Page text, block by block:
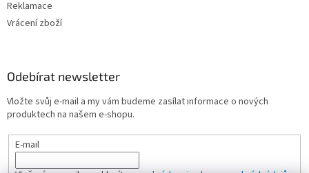
Reklamace
Vrácení zboží
Odebírat newsletter
Vložte svůj e-mail a my vám budeme zasílat informace o nových
produktech na našem e-shopu.
E-mail